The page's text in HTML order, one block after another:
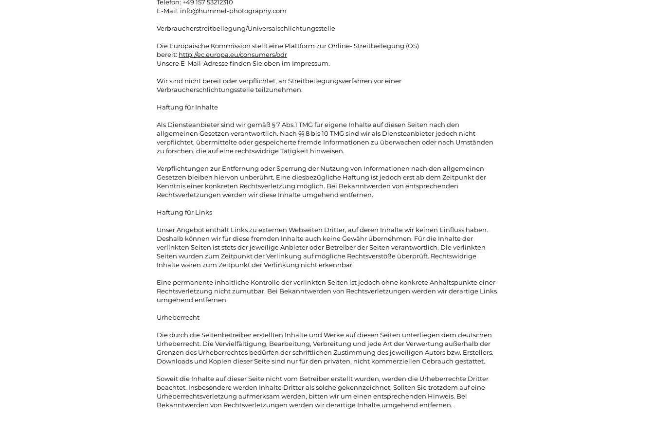
Telefon: +49 157 53212310
E-Mail: info@hummel-photography.com
Verbraucherstreitbeilegung/Universalschlichtungsstelle
Die Europäische Kommission stellt eine Plattform zur Online- Streitbeilegung (OS)
bereit: http://ec.europa.eu/consumers/odr
Unsere E-Mail-Adresse finden Sie oben im Impressum.
Wir sind nicht bereit oder verpflichtet, an Streitbeilegungsverfahren vor einer
Verbraucherschlichtungsstelle teilzunehmen.
Haftung für Inhalte
Als Diensteanbieter sind wir gemäß § 7 Abs.1 TMG für eigene Inhalte auf diesen Seiten nach den
allgemeinen Gesetzen verantwortlich. Nach §§ 8 bis 10 TMG sind wir als Diensteanbieter jedoch nicht
verpflichtet, übermittelte oder gespeicherte fremde Informationen zu überwachen oder nach Umständen
zu forschen, die auf eine rechtswidrige Tätigkeit hinweisen.
Verpflichtungen zur Entfernung oder Sperrung der Nutzung von Informationen nach den allgemeinen
Gesetzen bleiben hiervon unberührt. Eine diesbezügliche Haftung ist jedoch erst ab dem Zeitpunkt der
Kenntnis einer konkreten Rechtsverletzung möglich. Bei Bekanntwerden von entsprechenden
Rechtsverletzungen werden wir diese Inhalte umgehend entfernen.
Haftung für Links
Unser Angebot enthält Links zu externen Webseiten Dritter, auf deren Inhalte wir keinen Einfluss haben.
Deshalb können wir für diese fremden Inhalte auch keine Gewähr übernehmen. Für die Inhalte der
verlinkten Seiten ist stets der jeweilige Anbieter oder Betreiber der Seiten verantwortlich. Die verlinkten
Seiten wurden zum Zeitpunkt der Verlinkung auf mögliche Rechtsverstöße überprüft. Rechtswidrige
Inhalte waren zum Zeitpunkt der Verlinkung nicht erkennbar.
Eine permanente inhaltliche Kontrolle der verlinkten Seiten ist jedoch ohne konkrete Anhaltspunkte einer
Rechtsverletzung nicht zumutbar. Bei Bekanntwerden von Rechtsverletzungen werden wir derartige Links
umgehend entfernen.
Urheberrecht
Die durch die Seitenbetreiber erstellten Inhalte und Werke auf diesen Seiten unterliegen dem deutschen
Urheberrecht. Die Vervielfältigung, Bearbeitung, Verbreitung und jede Art der Verwertung außerhalb der
Grenzen des Urheberrechtes bedürfen der schriftlichen Zustimmung des jeweiligen Autors bzw. Erstellers.
Downloads und Kopien dieser Seite sind nur für den privaten, nicht kommerziellen Gebrauch gestattet.
Soweit die Inhalte auf dieser Seite nicht vom Betreiber erstellt wurden, werden die Urheberrechte Dritter
beachtet. Insbesondere werden Inhalte Dritter als solche gekennzeichnet. Sollten Sie trotzdem auf eine
Urheberrechtsverletzung aufmerksam werden, bitten wir um einen entsprechenden Hinweis. Bei
Bekanntwerden von Rechtsverletzungen werden wir derartige Inhalte umgehend entfernen.